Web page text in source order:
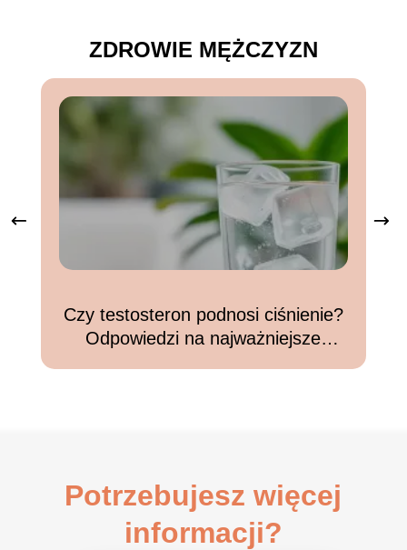
ZDROWIE MĘŻCZYZN
Czy testosteron podnosi ciśnienie?
Odpowiedzi na najważniejsze
Potrzebujesz więcej
informacji?